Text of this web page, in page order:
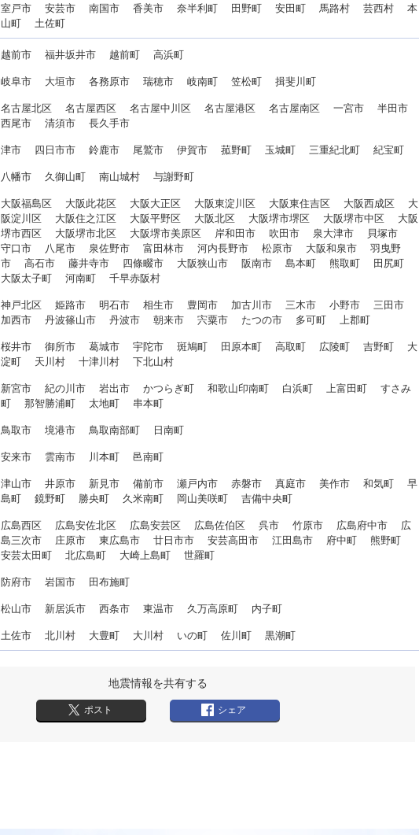
室戸市 安芸市 南国市 香美市 奈半利町 田野町 安田町 馬路村 芸西村 本
山町 土佐町
越前市 福井坂井市 越前町 高浜町
岐阜市 大垣市 各務原市 瑞穂市 岐南町 笠松町 揖斐川町
名古屋北区 名古屋西区 名古屋中川区 名古屋港区 名古屋南区 一宮市 半田市
西尾市 清須市 長久手市
津市 四日市市 鈴鹿市 尾鷲市 伊賀市 菰野町 玉城町 三重紀北町 紀宝町
八幡市 久御山町 南山城村 与謝野町
大阪福島区 大阪此花区 大阪大正区 大阪東淀川区 大阪東住吉区 大阪西成区 大
阪淀川区 大阪住之江区 大阪平野区 大阪北区 大阪堺市堺区 大阪堺市中区 大阪
堺市西区 大阪堺市北区 大阪堺市美原区 岸和田市 吹田市 泉大津市 貝塚市
守口市 八尾市 泉佐野市 富田林市 河内長野市 松原市 大阪和泉市 羽曳野
市 高石市 藤井寺市 四條畷市 大阪狭山市 阪南市 島本町 熊取町 田尻町
大阪太子町 河南町 千早赤阪村
神戸北区 姫路市 明石市 相生市 豊岡市 加古川市 三木市 小野市 三田市
加西市 丹波篠山市 丹波市 朝来市 宍粟市 たつの市 多可町 上郡町
桜井市 御所市 葛城市 宇陀市 斑鳩町 田原本町 高取町 広陵町 吉野町 大
淀町 天川村 十津川村 下北山村
新宮市 紀の川市 岩出市 かつらぎ町 和歌山印南町 白浜町 上富田町 すさみ
町 那智勝浦町 太地町 串本町
鳥取市 境港市 鳥取南部町 日南町
安来市 雲南市 川本町 邑南町
津山市 井原市 新見市 備前市 瀬戸内市 赤磐市 真庭市 美作市 和気町 早
島町 鏡野町 勝央町 久米南町 岡山美咲町 吉備中央町
広島西区 広島安佐北区 広島安芸区 広島佐伯区 呉市 竹原市 広島府中市 広
島三次市 庄原市 東広島市 廿日市市 安芸高田市 江田島市 府中町 熊野町
安芸太田町 北広島町 大崎上島町 世羅町
防府市 岩国市 田布施町
松山市 新居浜市 西条市 東温市 久万高原町 内子町
土佐市 北川村 大豊町 大川村 いの町 佐川町 黒潮町
地震情報を共有する
ポスト シェア